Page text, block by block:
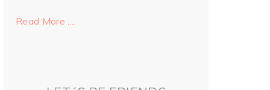
Read More ....